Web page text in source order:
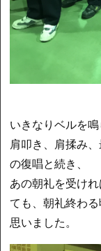
いきなりベルを鳴
肩叩き、肩揉み
の復唱と続き、
あの朝礼を受け
ても、朝礼終わ
思いました。